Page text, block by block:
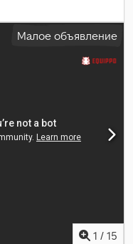
механический, класс
мест:3,
Малое объявление
1 / 15